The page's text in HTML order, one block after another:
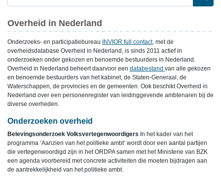
Overheid in Nederland
Onderzoeks- en participatiebureau INVIOR full contact, met de
overheidsdatabase Overheid in Nederland, is sinds 2011 actief in
onderzoeken onder gekozen en benoemde bestuurders in Nederland.
Overheid in Nederland beheert daarvoor een databestand van alle gekozen
en benoemde bestuurders van het kabinet, de Staten-Generaal, de
Waterschappen, de provincies en de gemeenten. Ook beschikt Overheid in
Nederland over een personenregister van leidinggevende ambtenaren bij de
diverse overheden.
Onderzoeken overheid
Belevingsonderzoek Volksvertegenwoordigers In het kader van het
programma ‘Aanzien van het politieke ambt’ wordt door een aantal partijen
die vertegenwoordigd zijn in het ORDPA samen met het Ministerie van BZK
een agenda voorbereid met concrete activiteiten die moeten bijdragen aan
de aantrekkelijkheid van het politieke ambt.